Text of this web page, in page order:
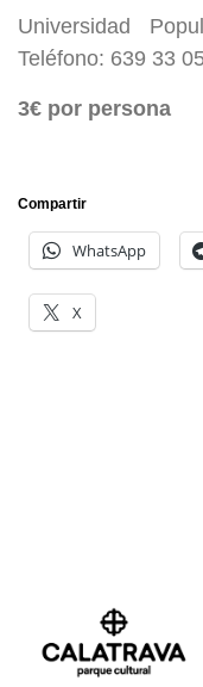
Universidad
Teléfono: 639 33
3€ por persona
Compartir
WhatsApp
X